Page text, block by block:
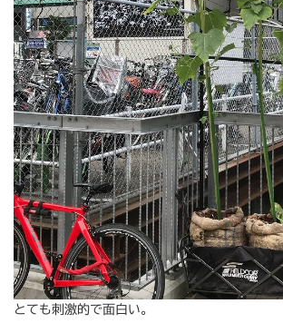
とても刺激的で面白い。